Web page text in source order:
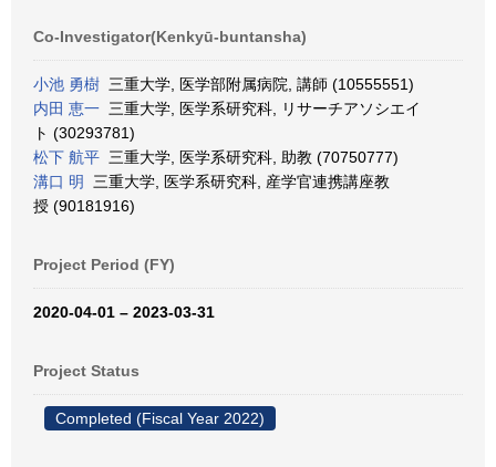
Co-Investigator(Kenkyū-buntansha)
小池 勇樹 三重大学, 医学部附属病院, 講師 (10555551)
内田 恵一 三重大学, 医学系研究科, リサーチアソシエイ
ト (30293781)
松下 航平 三重大学, 医学系研究科, 助教 (70750777)
溝口 明
三重大学, 医学系研究科, 産学官連携講座教
授 (90181916)
Project Period (FY)
2020-04-01 – 2023-03-31
Project Status
Completed (Fiscal Year 2022)